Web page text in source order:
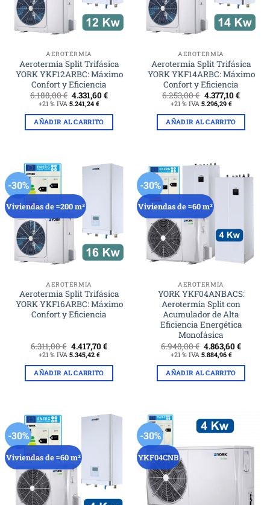
AEROTERMIA
Aerotermia Split Trifásica
YORK YKF12ARBC: Máximo
Confort y Eficiencia
6.188,00€ El
precio
original
era:
6.188,00 €.
4.331,60€El
es:
+21 % IVA 5.241,24 €
AÑADIR AL CARRITO
AEROTERMIA
Aerotermia Split Trifásica
YORK YKF14ARBC: Máximo
Confort y Eficiencia
6.253,00€ El
precio
original
era:
6.253,00 €.
4.377,10€El
es:
+21 % IVA 5.296,29 €
AÑADIR AL CARRITO
-30%
Viviendas de ≈200 m²
AEROTERMIA
Aerotermia Split Trifásica
YORK YKF16ARBC: Máximo
Confort y Eficiencia
6.311,00€ El
precio
original
era:
6.311,00 €.
4.417,70€El
es:
+21 % IVA 5.345,42 €
AÑADIR AL CARRITO
-30%
Viviendas de ≈60 m²
AEROTERMIA
YORK YKF04ANBACS:
Aerotermia Split con
Acumulador de Alta
Eficiencia Energética
Monofásica
6.948,00€ El
precio
original
era:
6.948,00 €.
4.863,60€El
es:
+21 % IVA 5.884,96 €
AÑADIR AL CARRITO
-30%
Viviendas de ≈60 m²
-30%
YKF04CNB